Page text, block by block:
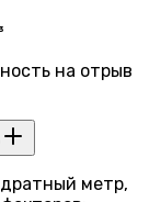
на отрыв
метр,